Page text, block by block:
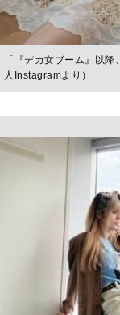
「『デカ女ブーム』以
人Instagramより）